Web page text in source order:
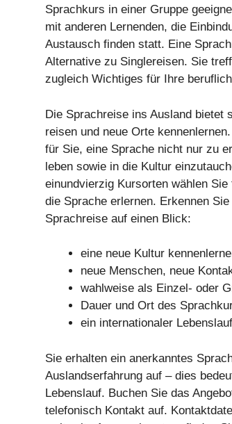
Sprachkurs in einer Gruppe
mit anderen Lernenden, die
Austausch finden statt. Eine
Alternative zu Singlereisen. Sie
zugleich Wichtiges für Ihre
Die Sprachreise ins Ausland bietet
reisen und neue Orte
für Sie, eine Sprache nicht nur zu
leben sowie in die Kultur
einundvierzig Kursorten wählen
die Sprache erlernen. Erkennen
Sprachreise auf einen Blick:
eine neue Kultur
neue Menschen, neue
wahlweise als Einzel- oder
Dauer und Ort des
ein internationaler
Sie erhalten ein anerkanntes
Auslandserfahrung auf – dies
Lebenslauf. Buchen Sie das
telefonisch Kontakt auf.